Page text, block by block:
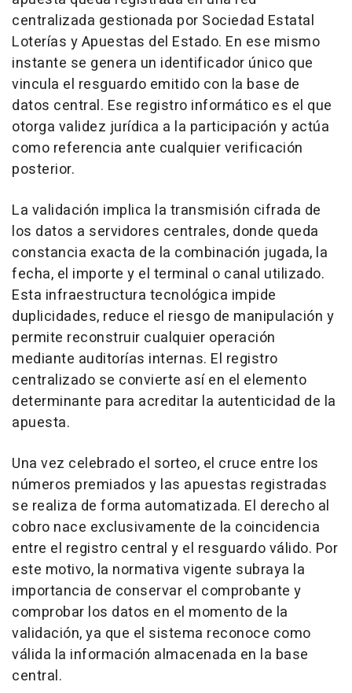
centralizada gestionada por Sociedad Estatal
Loterías y Apuestas del Estado. En ese mismo
instante se genera un identificador único que
vincula el resguardo emitido con la base de
datos central. Ese registro informático es el que
otorga validez jurídica a la participación y actúa
como referencia ante cualquier verificación
posterior.
La validación implica la transmisión cifrada de
los datos a servidores centrales, donde queda
constancia exacta de la combinación jugada, la
fecha, el importe y el terminal o canal utilizado.
Esta infraestructura tecnológica impide
duplicidades, reduce el riesgo de manipulación y
permite reconstruir cualquier operación
mediante auditorías internas. El registro
centralizado se convierte así en el elemento
determinante para acreditar la autenticidad de la
apuesta.
Una vez celebrado el sorteo, el cruce entre los
números premiados y las apuestas registradas
se realiza de forma automatizada. El derecho al
cobro nace exclusivamente de la coincidencia
entre el registro central y el resguardo válido. Por
este motivo, la normativa vigente subraya la
importancia de conservar el comprobante y
comprobar los datos en el momento de la
validación, ya que el sistema reconoce como
válida la información almacenada en la base
central.